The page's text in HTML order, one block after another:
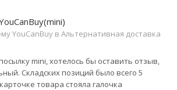
YouCanBuy в Альтернативная доставка
mini, хотелось бы оставить отзыв,
Складских позиций было всего 5
товара стояла галочка